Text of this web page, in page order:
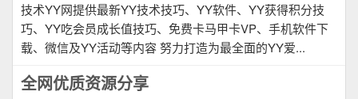
技术YY网提供最新YY技术技巧、YY软件、YY获得积分技
巧、YY吃会员成长值技巧、免费卡马甲卡VP、手机软件下
载、微信及YY活动等内容 努力打造为最全面的YY爱...
全网优质资源分享